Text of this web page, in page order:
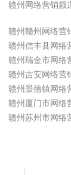
赣州网络营销频
赣州赣州网络营
赣州信丰县网络
赣州瑞金市网络
赣州吉安网络营
赣州景德镇网络
赣州厦门市网络
赣州苏州市网络